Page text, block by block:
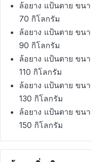
ล้อยาง แป้นตาย ขน
70 กิโลกรัม
ล้อยาง แป้นตาย ข
90 กิโลกรัม
ล้อยาง แป้นตาย ขน
110 กิโลกรัม
ล้อยาง แป้นตาย ขน
130 กิโลกรัม
ล้อยาง แป้นตาย ขน
150 กิโลกรัม